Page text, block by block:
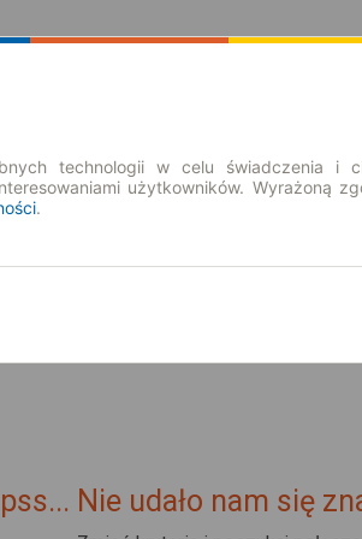
Nie udało nam się
technologii w celu świadczenia i
użytkowników. Wyrażoną
.